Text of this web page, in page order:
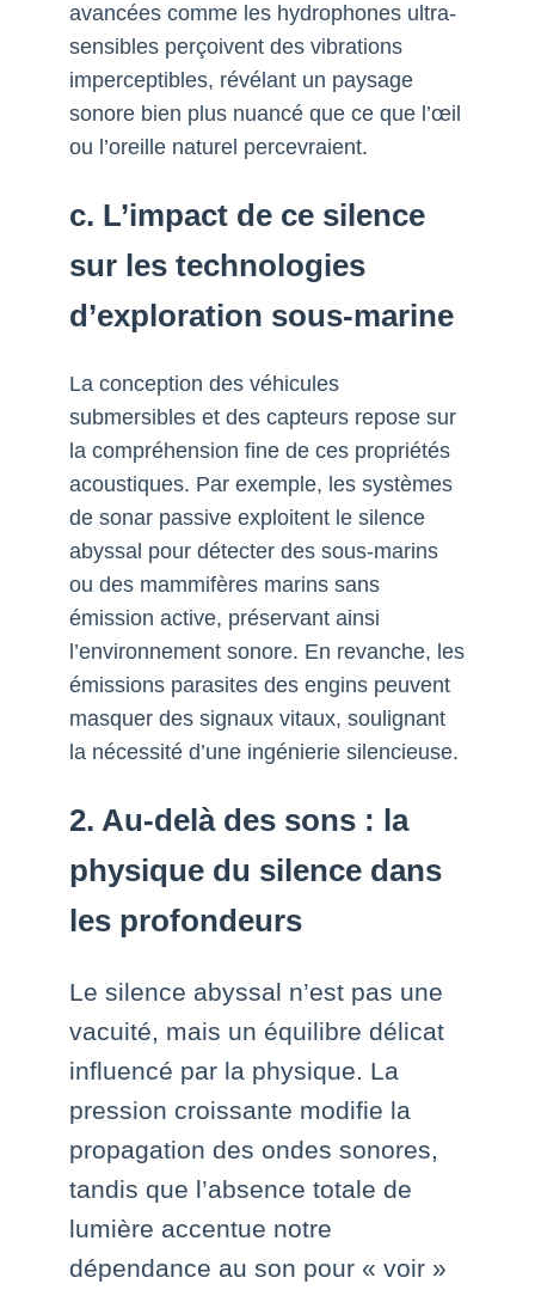
avancées comme les hydrophones ultra-
sensibles perçoivent des vibrations
imperceptibles, révélant un paysage
sonore bien plus nuancé que ce que l’œil
ou l’oreille naturel percevraient.
c. L’impact de ce silence
sur les technologies
d’exploration sous-marine
La conception des véhicules
submersibles et des capteurs repose sur
la compréhension fine de ces propriétés
acoustiques. Par exemple, les systèmes
de sonar passive exploitent le silence
abyssal pour détecter des sous-marins
ou des mammifères marins sans
émission active, préservant ainsi
l’environnement sonore. En revanche, les
émissions parasites des engins peuvent
masquer des signaux vitaux, soulignant
la nécessité d’une ingénierie silencieuse.
2. Au-delà des sons : la
physique du silence dans
les profondeurs
Le silence abyssal n’est pas une
vacuité, mais un équilibre délicat
influencé par la physique. La
pression croissante modifie la
propagation des ondes sonores,
tandis que l’absence totale de
lumière accentue notre
dépendance au son pour « voir »